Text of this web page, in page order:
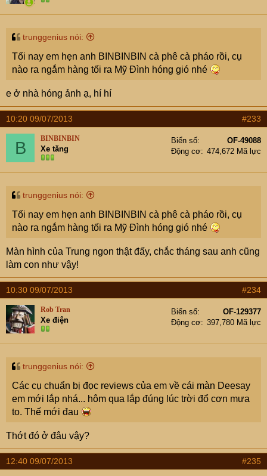
trunggenius nói:
Tối nay em hẹn anh BINBINBIN cà phê cà pháo rồi, cụ
nào ra ngắm hàng tối ra Mỹ Đình hóng gió nhé
e ở nhà hóng ảnh ạ, hí hí
10:20 09/07/2013 #233
B BINBINBIN
Xe tăng
Biển số
OF-49088
Động cơ
474,672 Mã lực
trunggenius nói:
Tối nay em hẹn anh BINBINBIN cà phê cà pháo rồi, cụ
nào ra ngắm hàng tối ra Mỹ Đình hóng gió nhé
Màn hình của Trung ngon thật đấy, chắc tháng sau anh cũng
làm con như vậy!
10:30 09/07/2013 #234
Rob Tran
Xe điện
Biển số
OF-129377
Động cơ
397,780 Mã lực
trunggenius nói:
Các cụ chuẩn bị đọc reviews của em về cái màn Deesay
em mới lắp nhá... hôm qua lắp đúng lúc trời đổ cơn mưa
to. Thế mới đau
Thớt đó ở đâu vậy?
12:40 09/07/2013 #235